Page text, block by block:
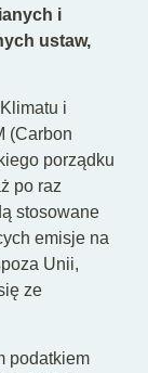
i
ustaw,
i
(Carbon
porządku
po raz
stosowane
emisje na
Unii,
ze
podatkiem